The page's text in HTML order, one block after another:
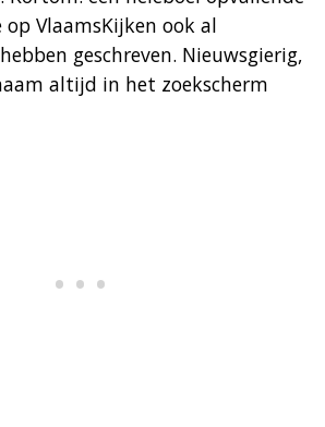
VlaamsKijken ook al
geschreven. Nieuwsgierig,
altijd in het zoekscherm